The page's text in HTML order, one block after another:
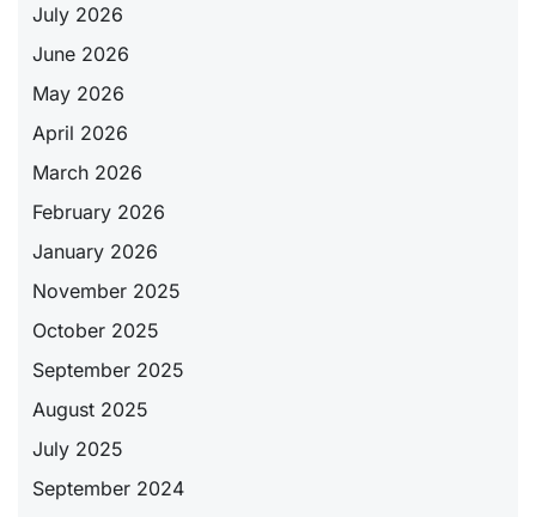
July 2026
June 2026
May 2026
April 2026
March 2026
February 2026
January 2026
November 2025
October 2025
September 2025
August 2025
July 2025
September 2024